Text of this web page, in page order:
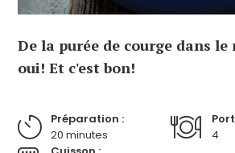
De la purée de courge dans le
oui! Et c'est bon!
Préparation :
20 minutes
4